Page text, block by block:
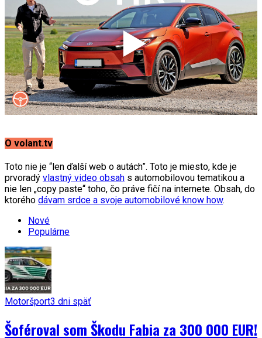
O volant.tv
Toto nie je “len ďalší web o autách”. Toto je miesto, kde je
prvoradý vlastný video obsah s automobilovou tematikou a
nie len „copy paste“ toho, čo práve fičí na internete. Obsah, do
ktorého dávam srdce a svoje automobilové know how.
Nové
Populárne
Motoršport3 dni späť
Šoféroval som Škodu Fabia za 300 000 EUR!